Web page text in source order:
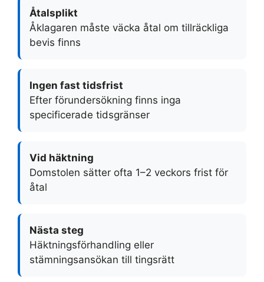
Åtalsplikt
Åklagaren måste väcka åtal om tillräckliga
bevis finns
Ingen fast tidsfrist
Efter förundersökning finns inga
specificerade tidsgränser
Vid häktning
Domstolen sätter ofta 1–2 veckors frist för
åtal
Nästa steg
Häktningsförhandling eller
stämningsansökan till tingsrätt